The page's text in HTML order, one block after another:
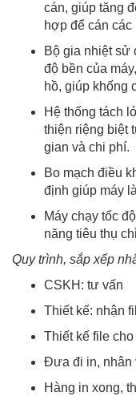
cán, giúp tăng
hợp để cán các
Bộ gia nhiệt sử
độ bền của
hồ, giúp khống
Hệ thống tách
thiện riệng biệt
gian và chi phí.
Bo mạch điều
định giúp máy
Máy chạy tốc
năng tiêu thụ
Quy trình, sắp xếp
CSKH: tư vấn
Thiết kế: nhận
Thiết kế file
Đưa đi in, nhân
Hàng in xong,